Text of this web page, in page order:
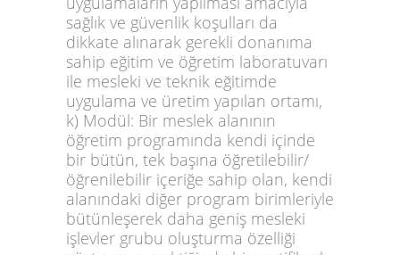
sağlık ve güvenlik koşulları da
dikkate alınarak gerekli donanıma
sahip eğitim ve öğretim laboratuvarı
ile mesleki ve teknik eğitimde
uygulama ve üretim yapılan ortamı,
k) Modül: Bir meslek alanının
öğretim programında kendi içinde
bir bütün, tek başına öğretilebilir/
öğrenilebilir içeriğe sahip olan, kendi
alanındaki diğer program birimleriyle
bütünleşerek daha geniş mesleki
işlevler grubu oluşturma özelliği